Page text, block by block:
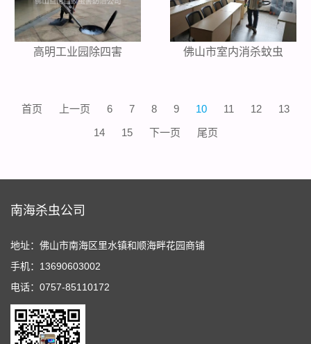
高明工业园除四害 佛山市室内消杀蚊虫
首页 上一页 6 7 8 9 10 11 12
13
14
15 下一页 尾页
南海杀虫公司
地址：佛山市南海区里水镇和顺海畔花园商铺
手机：13690603002
电话：0757-85110172